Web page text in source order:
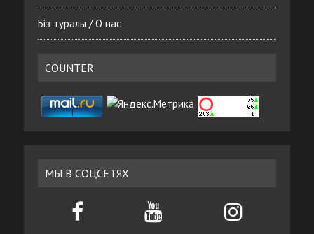
Біз туралы / О нас
COUNTER
МЫ В СОЦСЕТЯХ